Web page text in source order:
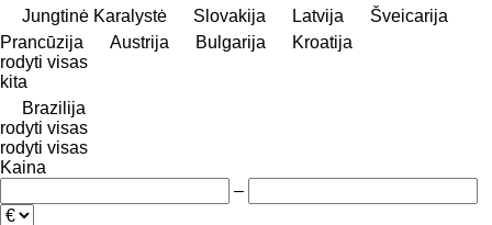
Jungtinė Karalystė
Slovakija Latvija
Šveicarija
Prancūzija
Austrija Bulgarija
Kroatija
rodyti visas
kita
Brazilija
rodyti visas
rodyti visas
Kaina
–